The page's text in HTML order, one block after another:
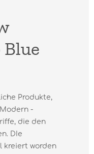
Produkte,
-
die den
DIe
kreiert worden